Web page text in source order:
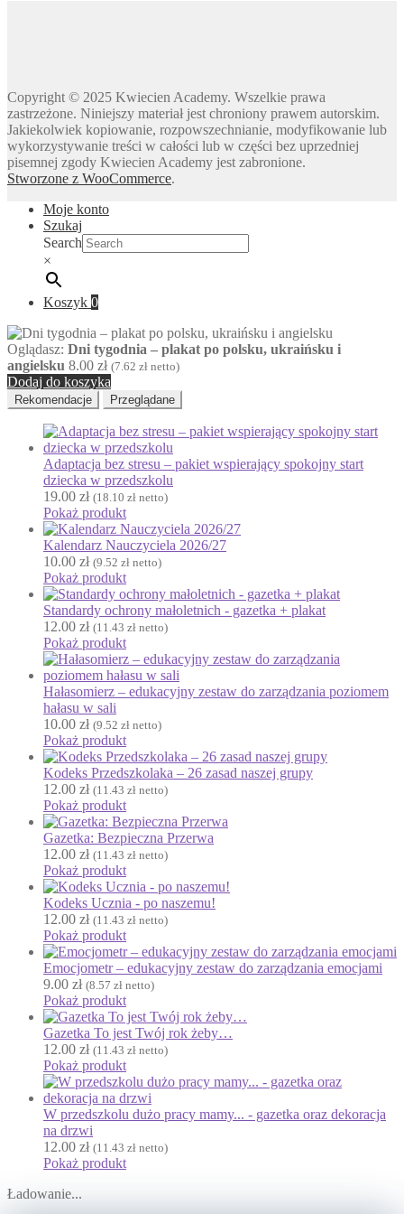
Dzień Postaci z bajek
Dzień Przedszkolaka
Dzień Pszczoły
Dzień Świadomości Autyzmu
Dzień Zdrowego Śniadania
Dzień Ziemi
Ekologia
Emocje
F
Ferie
Fotobudka
G
Gazetki do druku
Girlandy
Girlandy na LATO
Grafomotoryka
Grinch
Gry
↳ Dopasuj i opowiedź
↳ Ja mam kto ma
↳ Labirynt podłogowy
↳ Puzzle
↳ Terenowe
Halloween
Język Angielski
Kalendarz
Kalendarz adwentowy
Kalendarze i planery
Karnawał
Kartki do odbijania
Karty Pracy
Karty ruchowe
Kolorowanki
↳ Kolorowanki XXL
Kolory
Kosmos
Kształty
Labirynty i łamigłówki
Lapbook
Laurki
Listopad
Lupy
Copyright © 2025 Kwiecien Academy. Wszelkie prawa
zastrzeżone. Niniejszy materiał jest chroniony prawem autorskim.
Jakiekolwiek kopiowanie, rozpowszechnianie, modyfikowanie lub
wykorzystywanie treści w całości lub w części bez uprzedniej
pisemnej zgody Kwiecien Academy jest zabronione.
Stworzone z WooCommerce.
Moje konto
Szukaj
Search
×
Koszyk 0
Oglądasz: Dni tygodnia – plakat po polsku, ukraińsku i
angielsku 8.00 zł (7.62 zł netto)
Dodaj do koszyka
Rekomendacje Przeglądane
Adaptacja bez stresu – pakiet wspierający spokojny start
dziecka w przedszkolu
19.00 zł (18.10 zł netto)
Pokaż produkt
Kalendarz Nauczyciela 2026/27
10.00 zł (9.52 zł netto)
Pokaż produkt
Standardy ochrony małoletnich - gazetka + plakat
12.00 zł (11.43 zł netto)
Pokaż produkt
Hałasomierz – edukacyjny zestaw do zarządzania poziomem
hałasu w sali
10.00 zł (9.52 zł netto)
Pokaż produkt
Kodeks Przedszkolaka – 26 zasad naszej grupy
12.00 zł (11.43 zł netto)
Pokaż produkt
Gazetka: Bezpieczna Przerwa
12.00 zł (11.43 zł netto)
Pokaż produkt
Kodeks Ucznia - po naszemu!
12.00 zł (11.43 zł netto)
Pokaż produkt
Emocjometr – edukacyjny zestaw do zarządzania emocjami
9.00 zł (8.57 zł netto)
Pokaż produkt
Gazetka To jest Twój rok żeby…
12.00 zł (11.43 zł netto)
Pokaż produkt
W przedszkolu dużo pracy mamy... - gazetka oraz dekoracja
na drzwi
12.00 zł (11.43 zł netto)
Pokaż produkt
Ładowanie...